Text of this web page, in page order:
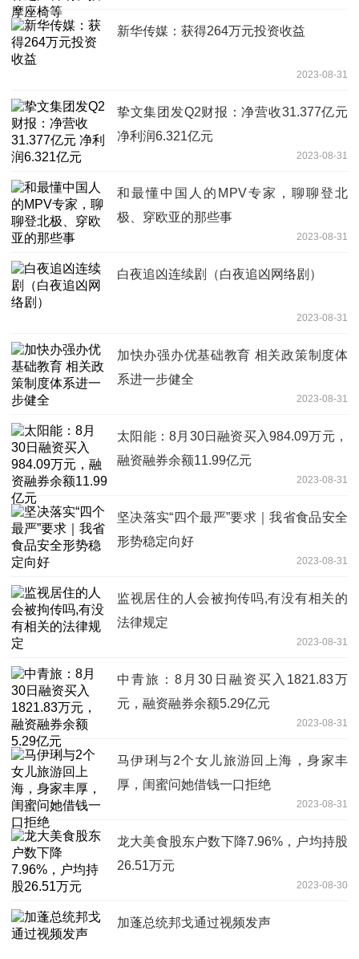
新华传媒：获得264万元投资收益
2023-08-31
挚文集团发Q2财报：净营收31.377亿元
净利润6.321亿元
2023-08-31
和最懂中国人的MPV专家，聊聊登北
极、穿欧亚的那些事
2023-08-31
白夜追凶连续剧（白夜追凶网络剧）
2023-08-31
加快办强办优基础教育 相关政策制度体
系进一步健全
2023-08-31
太阳能：8月30日融资买入984.09万元，
融资融券余额11.99亿元
2023-08-31
坚决落实“四个最严”要求｜我省食品安全
形势稳定向好
2023-08-31
监视居住的人会被拘传吗,有没有相关的
法律规定
2023-08-31
中青旅：8月30日融资买入1821.83万
元，融资融券余额5.29亿元
2023-08-31
马伊琍与2个女儿旅游回上海，身家丰
厚，闺蜜问她借钱一口拒绝
2023-08-31
龙大美食股东户数下降7.96%，户均持股
26.51万元
2023-08-30
加蓬总统邦戈通过视频发声